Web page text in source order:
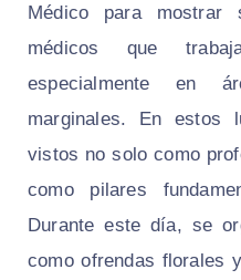
Médico para mostrar
médicos que
especialmente en
marginales. En estos
vistos no solo como
como pilares
Durante este día, se
como ofrendas florales